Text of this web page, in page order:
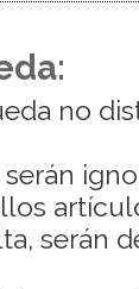
no
serán